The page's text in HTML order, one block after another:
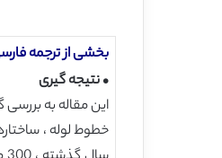
بخشی از ترجمه
• نتیجه گیری
این مقاله به
خطوط لوله ،